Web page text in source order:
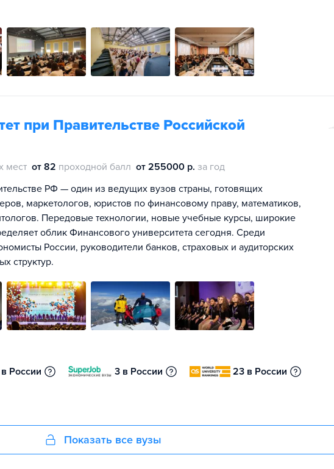
при Правительстве Российской
мест от 82 проходной балл от 255000 р. за год
РФ — один из ведущих вузов страны, готовящих
маркетологов, юристов по финансовому праву, математиков,
Передовые технологии, новые учебные курсы, широкие
облик Финансового университета сегодня. Среди
России, руководители банков, страховых и аудиторских
структур.
России 3 в России 23 в России
Показать все вузы